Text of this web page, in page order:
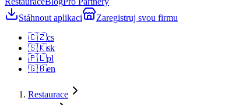
Stáhnout aplikaci
Zaregistruj svou firmu
🇨🇿cs
🇸🇰sk
🇵🇱pl
🇬🇧en
Restaurace